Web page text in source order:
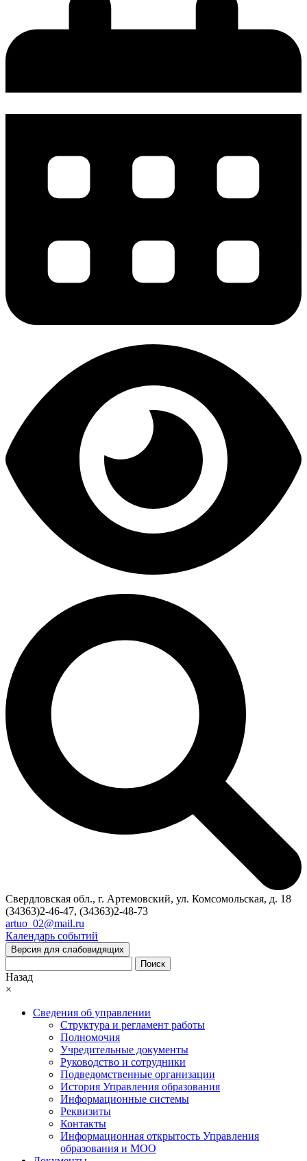
Свердловская обл., г. Артемовский, ул. Комсомольская, д. 18
(34363)2-46-47, (34363)2-48-73
artuo_02@mail.ru
Календарь событий
Версия для слабовидящих
Поиск
Назад
×
Сведения об управлении
Структура и регламент работы
Полномочия
Учредительные документы
Руководство и сотрудники
Подведомственные организации
История Управления образования
Информационные системы
Реквизиты
Контакты
Информационная открытость Управления
образования и МОО